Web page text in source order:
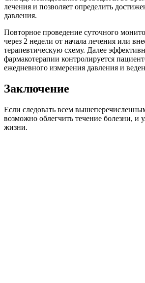
лечения и позволяет определить
давления.
Повторное проведение суточного
через 2 недели от начала лечения или
терапевтическую схему. Далее
фармакотерапии контролируется
ежедневного измерения давления и
Заключение
Если следовать всем
возможно облегчить течение болезни, и
жизни.